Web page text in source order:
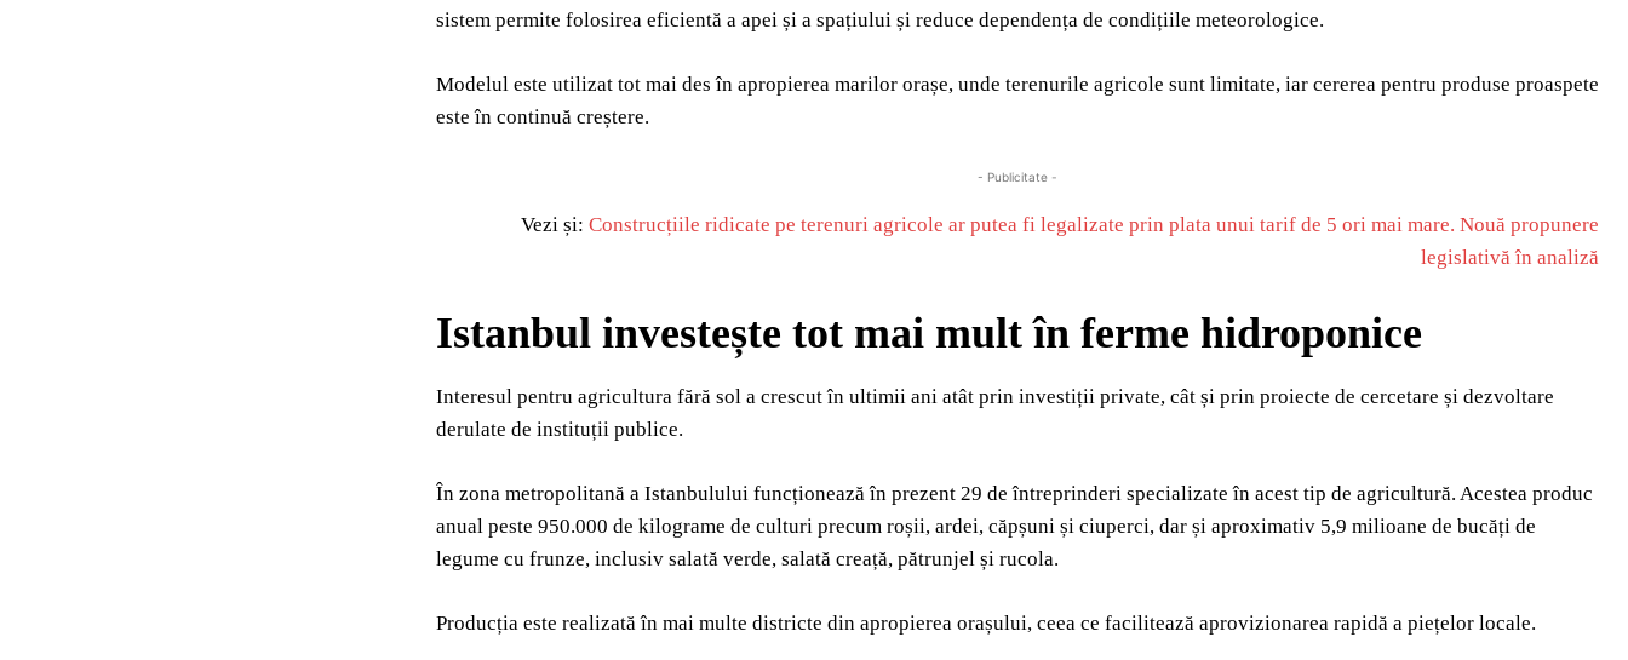
sistem permite folosirea eficientă a apei și a spațiului și reduce dependența de condițiile meteorologice.
Modelul este utilizat tot mai des în apropierea marilor orașe, unde terenurile agricole sunt limitate, iar cererea pentru produse proaspete
este în continuă creștere.
- Publicitate -
Vezi și: Construcțiile ridicate pe terenuri agricole ar putea fi legalizate prin plata unui tarif de 5 ori mai mare. Nouă propunere
legislativă în analiză
Istanbul investește tot mai mult în ferme hidroponice
Interesul pentru agricultura fără sol a crescut în ultimii ani atât prin investiții private, cât și prin proiecte de cercetare și dezvoltare
derulate de instituții publice.
În zona metropolitană a Istanbulului funcționează în prezent 29 de întreprinderi specializate în acest tip de agricultură. Acestea produc
anual peste 950.000 de kilograme de culturi precum roșii, ardei, căpșuni și ciuperci, dar și aproximativ 5,9 milioane de bucăți de
legume cu frunze, inclusiv salată verde, salată creață, pătrunjel și rucola.
Producția este realizată în mai multe districte din apropierea orașului, ceea ce facilitează aprovizionarea rapidă a piețelor locale.